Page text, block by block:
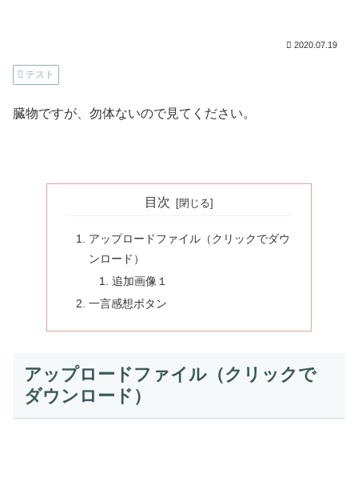
2020.07.19
テスト
臓物ですが、勿体ないので見てください。
目次
アップロードファイル（クリックでダウ
ンロード）
追加画像１
一言感想ボタン
アップロードファイル（クリックで
ダウンロード）